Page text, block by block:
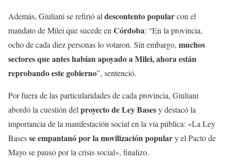
Además, Giuliani se refirió al descontento popularcon el
mandato de Milei que sucede en Córdoba: “En la provincia,
ocho de cada diez personas lo votaron. Sin embargo, muchos
sectores que antes habían apoyado a Milei, ahora están
reprobando este gobierno”, sentenció.
Por fuera de las particularidades de cada provincia, Giuliani
abordó la cuestión del proyecto de Ley Basesy destacó la
importancia de la manifestación social en la vía pública: «La Ley
Basesse empantanó por la movilización populary el Pacto de
Mayo se pausó por la crisis social», finalizo.